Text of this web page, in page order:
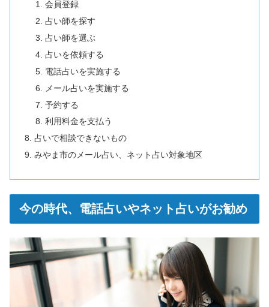
会員登録
占い師を探す
占い師を選ぶ
占いを依頼する
電話占いを実施する
メール占いを実施する
予約する
利用料金を支払う
占いで相談できないもの
みやま市のメール占い、ネット占い対象地区
今の時代、電話占いやネット占いがお勧め